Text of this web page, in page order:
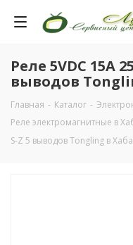
Реле 5VDC 15A
выводов
Главная - Каталог -
Реле электромагнитные в
S-Z 5 выводов Tongling в